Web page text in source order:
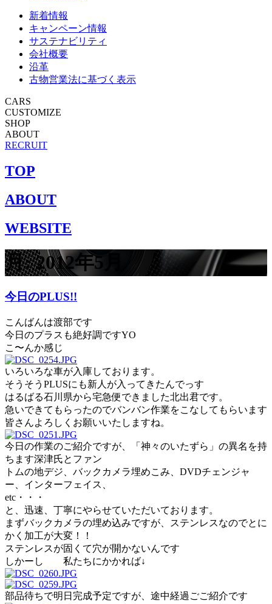
新着情報
キャンペーン情報
サステナビリティ
会社概要
沿革
古物営業法に基づく表示
CARS
CUSTOMIZE
SHOP
ABOUT
RECRUIT
TOP
ABOUT
WEBSITE
月:2012年5月
今日のPLUS!!
こんばんは渡部です
今日のプラスも絶好調ですYO
こ〜んか感じ
いろいろな車が入庫しております。
そうそうPLUSにも新人が入ってきたんでっす
はるばる石川県から宅急便できました北出君です。
急いできてもらったのでバンバン作業をこなしてもらいます
皆さんよろしくお願いいたしますね。
今日の作業のご紹介ですが、「神々のいたずら」の異名を持
ちます深津氏とファン
トムの地デジ、バックカメラ埋めこみ、DVDチェンジャ
ー、インターフェイス、
etc・・・
と、迅速、丁寧にやらせていただいております。
まずバックカメラの埋め込みですが、ステンレスなのでとに
かく加工が大変！！
ステンレスが固くて穴が開かないんです
しかーし 私たちにかかれば↓
部品待ちで明日完成予定ですが、途中経過ごご紹介です